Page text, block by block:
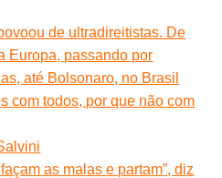
de ultradireitistas. De
Europa, passando por
até Bolsonaro, no Brasil
com todos, por que não com
as malas e partam”, diz